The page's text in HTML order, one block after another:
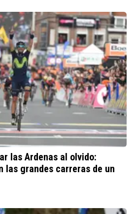
las Ardenas al olvido:
las grandes carreras de un